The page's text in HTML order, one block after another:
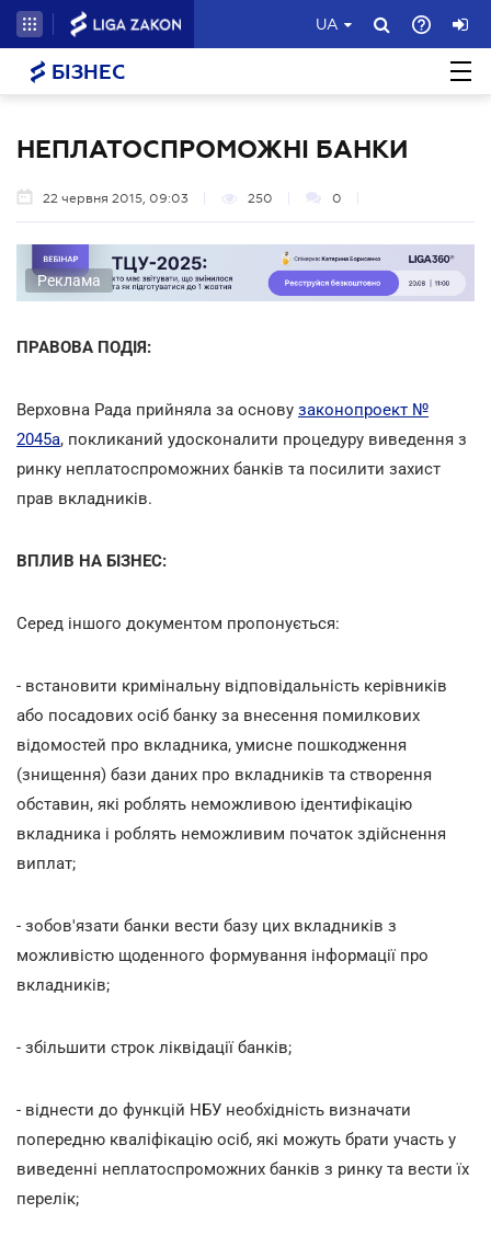
UA
БІЗНЕС
НЕПЛАТОСПРОМОЖНІ БАНКИ
22 червня 2015, 09:03 250 0
Реклама
ПРАВОВА ПОДІЯ:
Верховна Рада прийняла за основу законопроект №
2045а, покликаний удосконалити процедуру виведення з
ринку неплатоспроможних банків та посилити захист
прав вкладників.
ВПЛИВ НА БІЗНЕС:
Серед іншого документом пропонується:
- встановити кримінальну відповідальність керівників
або посадових осіб банку за внесення помилкових
відомостей про вкладника, умисне пошкодження
(знищення) бази даних про вкладників та створення
обставин, які роблять неможливою ідентифікацію
вкладника і роблять неможливим початок здійснення
виплат;
- зобов'язати банки вести базу цих вкладників з
можливістю щоденного формування інформації про
вкладників;
- збільшити строк ліквідації банків;
- віднести до функцій НБУ необхідність визначати
попередню кваліфікацію осіб, які можуть брати участь у
виведенні неплатоспроможних банків з ринку та вести їх
перелік;